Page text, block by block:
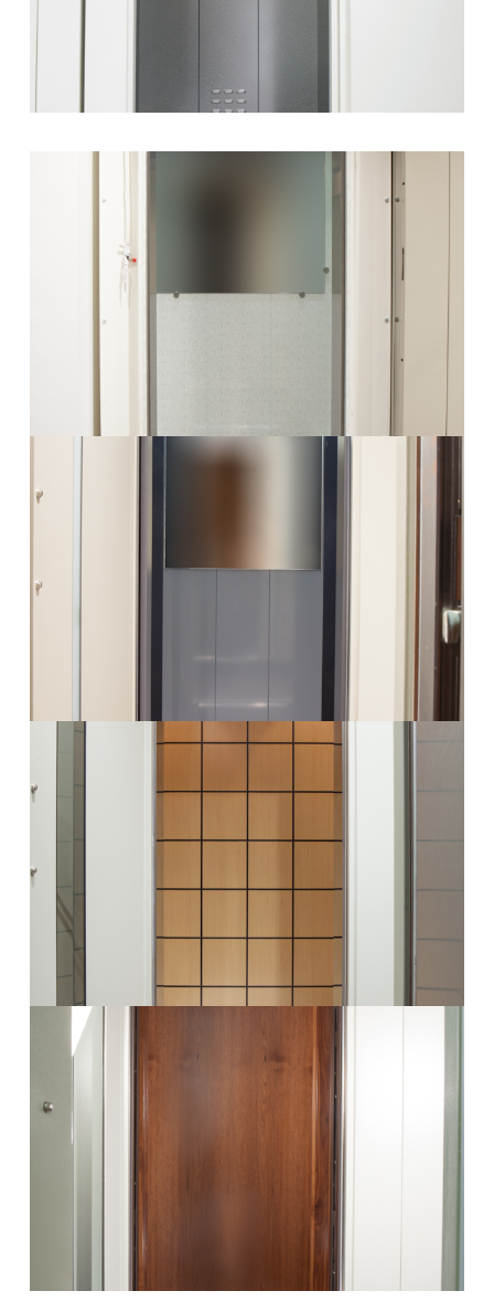
Θάλαμος Valsa13
Θάλαμος Valsa15
Θάλαμος Valsa16
Περισσότερα